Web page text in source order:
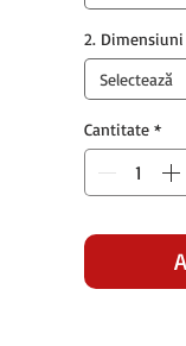
2.
Selectează
Cantitate *